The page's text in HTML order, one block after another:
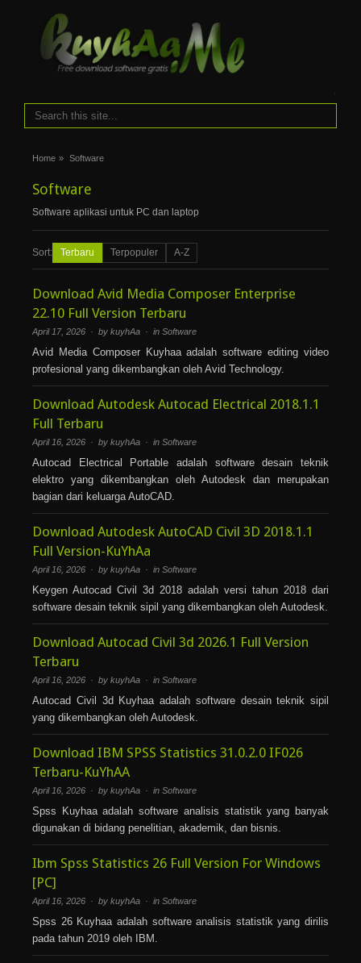
Home » Software
Software
Software aplikasi untuk PC dan laptop
Sort: Terbaru Terpopuler A-Z
Download Avid Media Composer Enterprise
22.10 Full Version Terbaru
April 17, 2026 · by kuyhAa · in Software
Avid Media Composer Kuyhaa adalah software editing video
profesional yang dikembangkan oleh Avid Technology.
Download Autodesk Autocad Electrical 2018.1.1
Full Terbaru
April 16, 2026 · by kuyhAa · in Software
Autocad Electrical Portable adalah software desain teknik
elektro yang dikembangkan oleh Autodesk dan merupakan
bagian dari keluarga AutoCAD.
Download Autodesk AutoCAD Civil 3D 2018.1.1
Full Version-KuYhAa
April 16, 2026 · by kuyhAa · in Software
Keygen Autocad Civil 3d 2018 adalah versi tahun 2018 dari
software desain teknik sipil yang dikembangkan oleh Autodesk.
Download Autocad Civil 3d 2026.1 Full Version
Terbaru
April 16, 2026 · by kuyhAa · in Software
Autocad Civil 3d Kuyhaa adalah software desain teknik sipil
yang dikembangkan oleh Autodesk.
Download IBM SPSS Statistics 31.0.2.0 IF026
Terbaru-KuYhAA
April 16, 2026 · by kuyhAa · in Software
Spss Kuyhaa adalah software analisis statistik yang banyak
digunakan di bidang penelitian, akademik, dan bisnis.
Ibm Spss Statistics 26 Full Version For Windows
[PC]
April 16, 2026 · by kuyhAa · in Software
Spss 26 Kuyhaa adalah software analisis statistik yang dirilis
pada tahun 2019 oleh IBM.